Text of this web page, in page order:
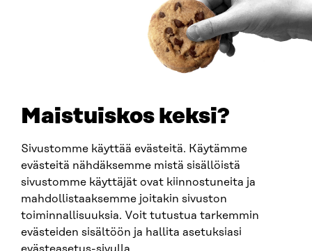
Maistuiskos keksi?
Sivustomme käyttää evästeitä. Käytämme
evästeitä nähdäksemme mistä sisällöistä
sivustomme käyttäjät ovat kiinnostuneita ja
mahdollistaaksemme joitakin sivuston
toiminnallisuuksia. Voit tutustua tarkemmin
evästeiden sisältöön ja hallita asetuksiasi
SITRA SOSIAALISESSA MEDIASSA
LinkedIn
Instagram
YouTube